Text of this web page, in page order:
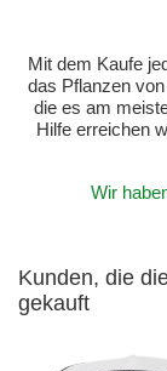
Mit dem Kaufe
das Pflanzen
die es am
Hilfe erreichen
Wir
Kunden, die
gekauft